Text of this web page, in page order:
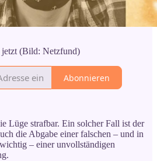
(Bild: Netzfund)
Abonnieren
Lüge strafbar. Ein solcher Fall ist der
die Abgabe einer falschen – und in
– einer unvollständigen